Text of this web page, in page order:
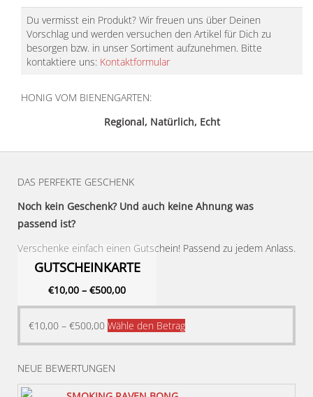
Du vermisst ein Produkt? Wir freuen uns über Deinen
Vorschlag und werden versuchen den Artikel für Dich zu
besorgen bzw. in unser Sortiment aufzunehmen. Bitte
kontaktiere uns: Kontaktformular
HONIG VOM BIENENGARTEN:
Regional, Natürlich, Echt
DAS PERFEKTE GESCHENK
Noch kein Geschenk? Und auch keine Ahnung was
passend ist?
Verschenke einfach einen Gutschein! Passend zu jedem Anlass.
GUTSCHEINKARTE
€10,00 – €500,00
€10,00 – €500,00 Wähle den BetragDieses
Produkt
NEUE BEWERTUNGEN